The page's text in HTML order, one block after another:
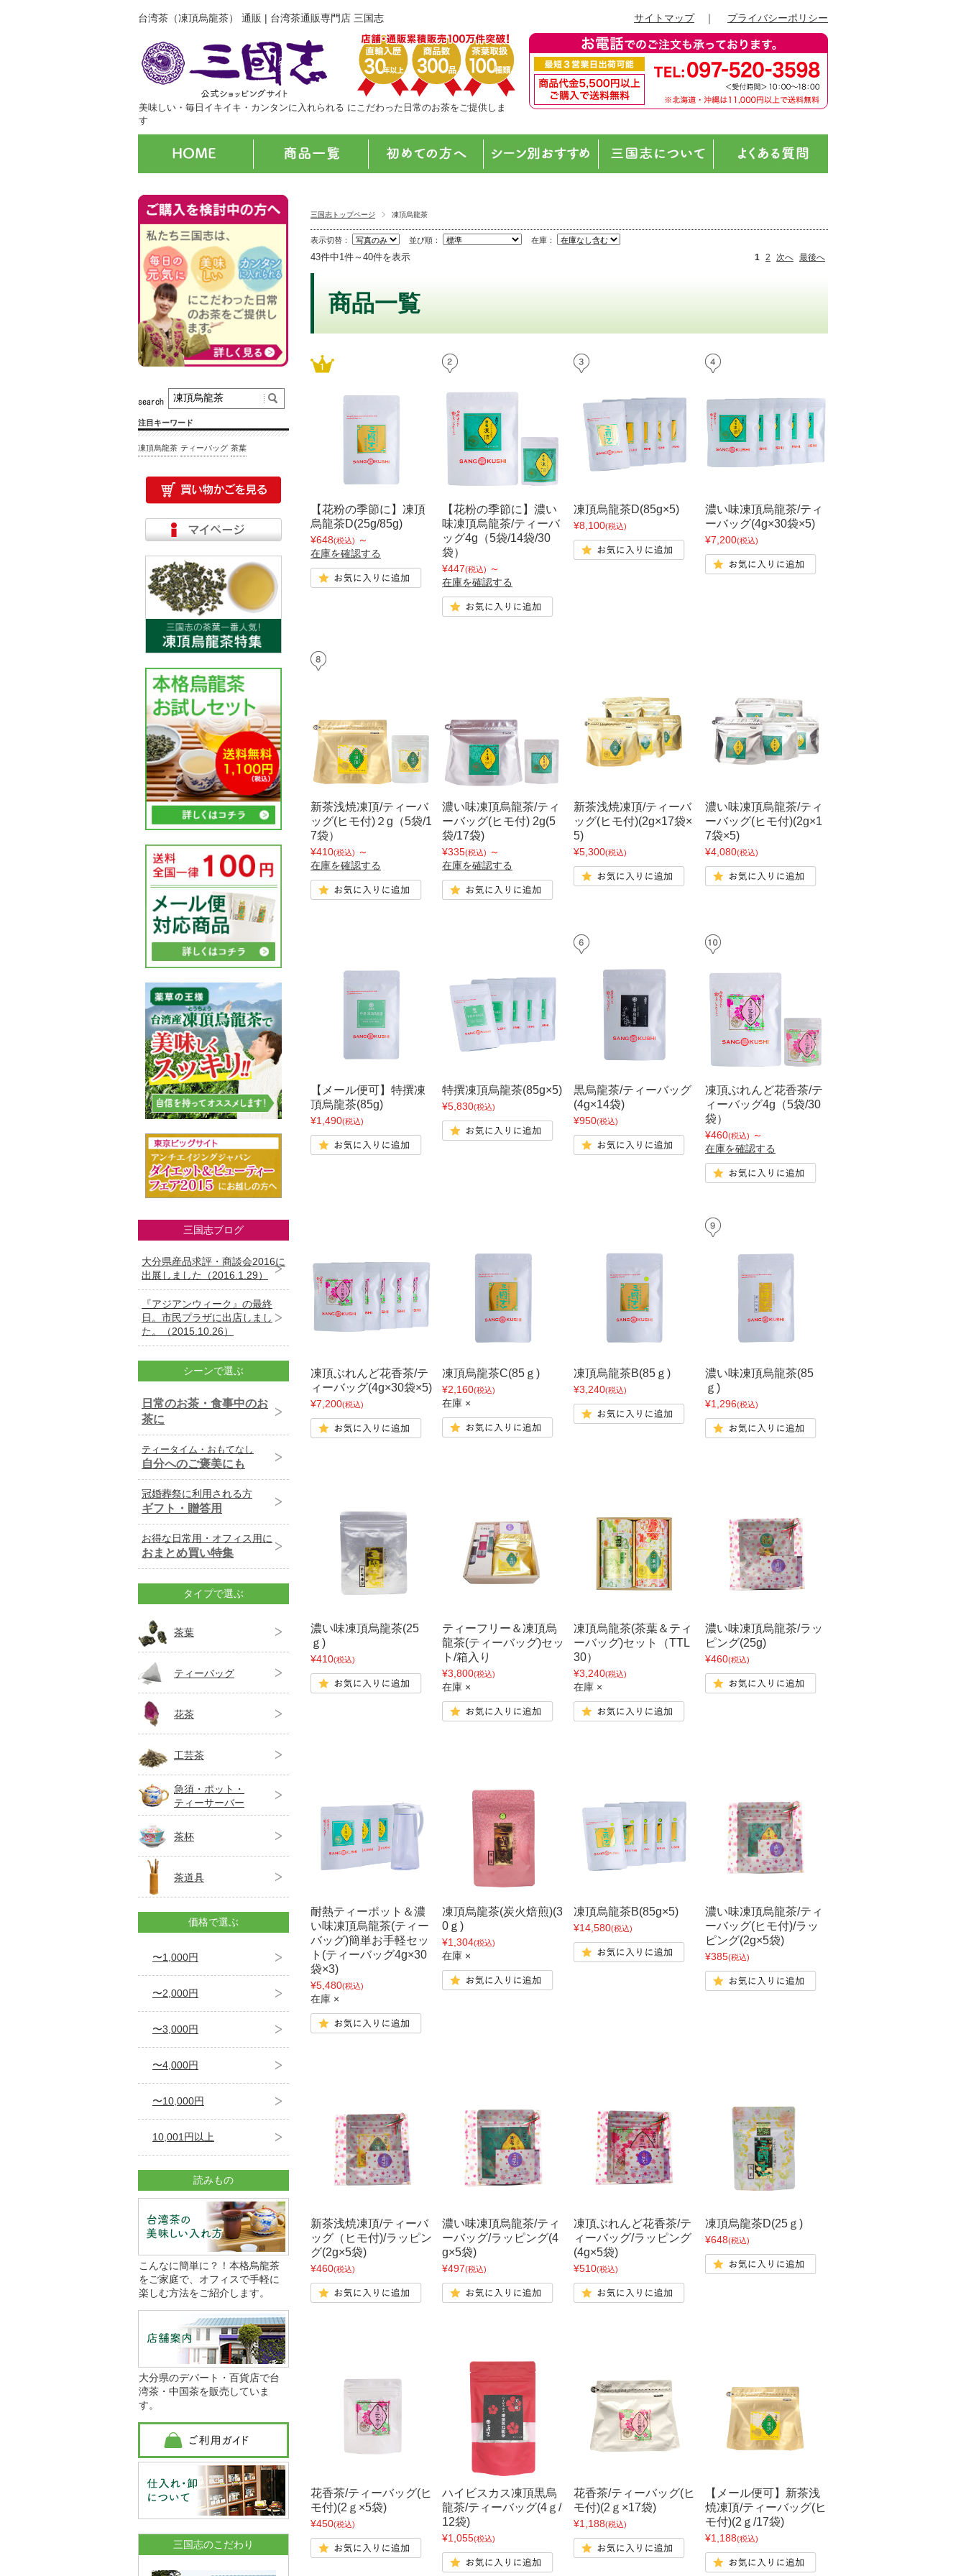
台湾茶（凍頂烏龍茶） 通販 | 台湾茶通販専門店 三国志 サイトマップ｜ プライバシーポリシー
美味しい・毎日イキイキ・カンタンに入れられる にこだわった日常のお茶をご提供しま
す
三国志トップページ 凍頂烏龍茶
表示切替： 並び順： 在庫：
43件中1件～40件を表示 1 2 次へ 最後へ
商品一覧
【花粉の季節に】凍頂
烏龍茶D(25g/85g)
¥648(税込)
～
在庫を確認する
【花粉の季節に】濃い
味凍頂烏龍茶/ティーバ
ッグ4g（5袋/14袋/30
袋）
¥447(税込)
～
在庫を確認する
凍頂烏龍茶D(85g×5)
¥8,100(税込)
濃い味凍頂烏龍茶/ティ
ーバッグ(4g×30袋×5)
¥7,200(税込)
新茶浅焼凍頂/ティーバ
ッグ(ヒモ付)２g（5袋/1
7袋）
¥410(税込)
～
在庫を確認する
濃い味凍頂烏龍茶/ティ
ーバッグ(ヒモ付) 2g(5
袋/17袋)
¥335(税込)
～
在庫を確認する
新茶浅焼凍頂/ティーバ
ッグ(ヒモ付)(2g×17袋×
5)
¥5,300(税込)
濃い味凍頂烏龍茶/ティ
ーバッグ(ヒモ付)(2g×1
7袋×5)
¥4,080(税込)
【メール便可】特撰凍
頂烏龍茶(85g)
¥1,490(税込)
特撰凍頂烏龍茶(85g×5)
¥5,830(税込)
黒烏龍茶/ティーバッグ
(4g×14袋)
¥950(税込)
凍頂ぶれんど花香茶/テ
ィーバッグ4g（5袋/30
袋）
¥460(税込)
～
在庫を確認する
凍頂ぶれんど花香茶/テ
ィーバッグ(4g×30袋×5)
¥7,200(税込)
凍頂烏龍茶C(85ｇ)
¥2,160(税込)
在庫 ×
凍頂烏龍茶B(85ｇ)
¥3,240(税込)
濃い味凍頂烏龍茶(85
ｇ)
¥1,296(税込)
濃い味凍頂烏龍茶(25
ｇ)
¥410(税込)
ティーフリー＆凍頂烏
龍茶(ティーバッグ)セッ
ト/箱入り
¥3,800(税込)
在庫 ×
凍頂烏龍茶(茶葉＆ティ
ーバッグ)セット（TTL
30）
¥3,240(税込)
在庫 ×
濃い味凍頂烏龍茶/ラッ
ピング(25g)
¥460(税込)
耐熱ティーポット＆濃
い味凍頂烏龍茶(ティー
バッグ)簡単お手軽セッ
ト(ティーバッグ4g×30
袋×3)
¥5,480(税込)
在庫 ×
凍頂烏龍茶(炭火焙煎)(3
0ｇ)
¥1,304(税込)
在庫 ×
凍頂烏龍茶B(85g×5)
¥14,580(税込)
濃い味凍頂烏龍茶/ティ
ーバッグ(ヒモ付)/ラッ
ピング(2g×5袋)
¥385(税込)
新茶浅焼凍頂/ティーバ
ッグ（ヒモ付)/ラッピン
グ(2g×5袋)
¥460(税込)
濃い味凍頂烏龍茶/ティ
ーバッグ/ラッピング(4
g×5袋)
¥497(税込)
凍頂ぶれんど花香茶/テ
ィーバッグ/ラッピング
(4g×5袋)
¥510(税込)
凍頂烏龍茶D(25ｇ)
¥648(税込)
花香茶/ティーバッグ(ヒ
モ付)(2ｇ×5袋)
¥450(税込)
ハイビスカス凍頂黒烏
龍茶/ティーバッグ(4ｇ/
12袋)
¥1,055(税込)
花香茶/ティーバッグ(ヒ
モ付)(2ｇ×17袋)
¥1,188(税込)
【メール便可】新茶浅
焼凍頂/ティーバッグ(ヒ
モ付)(2ｇ/17袋)
¥1,188(税込)
注目キーワード
凍頂烏龍茶 ティーバッグ 茶葉
三国志ブログ
大分県産品求評・商談会2016に
出展しました（2016.1.29）
『アジアンウィーク』の最終
日。市民プラザに出店しまし
た。（2015.10.26）
シーンで選ぶ
日常のお茶・食事中のお
茶に
ティータイム・おもてなし
自分へのご褒美にも
冠婚葬祭に利用される方
ギフト・贈答用
お得な日常用・オフィス用に
おまとめ買い特集
タイプで選ぶ
茶葉
ティーバッグ
花茶
工芸茶
急須・ポット・
ティーサーバー
茶杯
茶道具
価格で選ぶ
〜1,000円
〜2,000円
〜3,000円
〜4,000円
〜10,000円
10,001円以上
読みもの
こんなに簡単に？！本格烏龍茶
をご家庭で、オフィスで手軽に
楽しむ方法をご紹介します。
大分県のデパート・百貨店で台
湾茶・中国茶を販売していま
す。
三国志のこだわり